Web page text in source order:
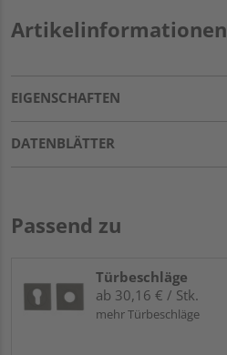
Artikelinformationen
EIGENSCHAFTEN
DATENBLÄTTER
Passend zu
Türbeschläge
ab 30,16 € / Stk.
mehr Türbeschläge